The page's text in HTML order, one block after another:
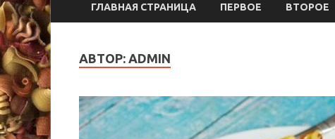
ГЛАВНАЯ СТРАНИЦА ПЕРВОЕ ВТОРОЕ
АВТОР: ADMIN